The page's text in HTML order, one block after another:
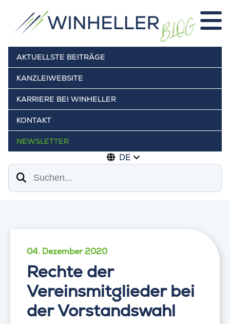
AKTUELLSTE BEITRÄGE
KANZLEIWEBSITE
KARRIERE BEI WINHELLER
KONTAKT
NEWSLETTER
DE
Suchen
04. Dezember 2020
Rechte der
Vereinsmitglieder bei
der Vorstandswahl